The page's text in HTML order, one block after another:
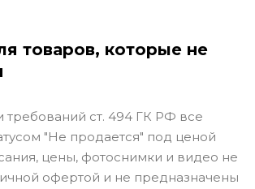
товаров, которые не
требований ст. 494 ГК РФ все
"Не продается" под ценой
цены, фотоснимки и видео не
офертой и не предназначены